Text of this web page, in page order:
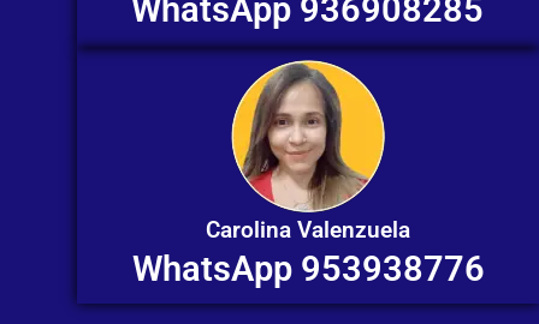
WhatsApp 936908285
Carolina Valenzuela
WhatsApp 953938776